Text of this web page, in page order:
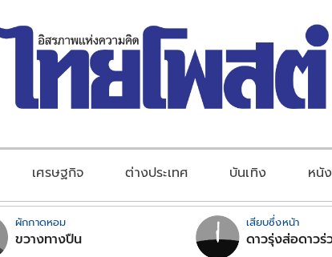
เศรษฐกิจ ต่างประเทศ บันเทิง หนั
ผักกาดหอม
ขวางทางปืน
เสียบซึ่งหน้า
ดาวรุ่งส่อดาวร่